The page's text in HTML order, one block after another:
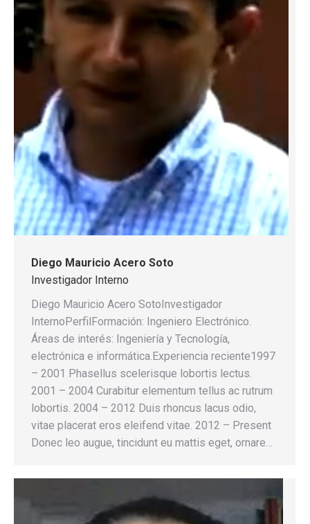
Diego Mauricio Acero Soto
Investigador Interno
Diego Mauricio Acero SotoInvestigador
InternoPerfilFormación: Ingeniero Electrónico.
Áreas de interés: Ingeniería y Tecnología,
electrónica e informática.Experiencia reciente1997
– 2001 Phasellus scelerisque lobortis lectus.
2001 – 2004 Curabitur elementum tellus ac rutrum
lobortis. 2004 – 2012 Duis rhoncus lacus odio,
vitae placerat eros eleifend vitae. 2012 – Present
Donec leo augue, tincidunt eu mattis eget, ornare…